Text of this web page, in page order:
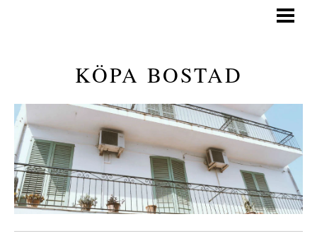
GENERELLA TIPS
KÖPA BOSTAD GUIDE
BLOGG
KÖPA BOSTAD